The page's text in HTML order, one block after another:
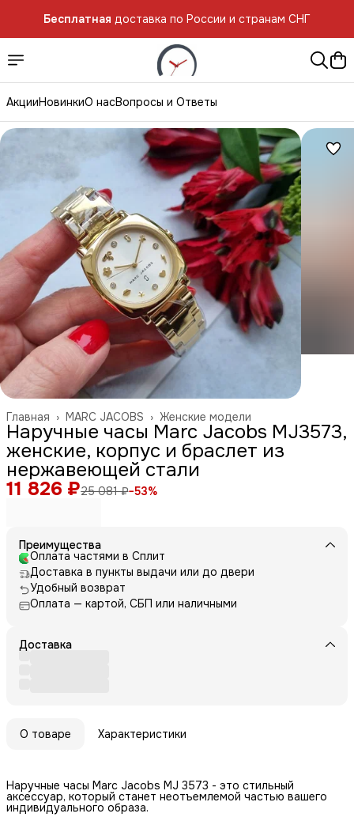
Бесплатная доставка по России и странам СНГ
доставка по России и странам СНГ
АкцииНовинкиО насВопросы и Ответы
Женские модели
MARC JACOBS ›
Главная ›
Наручные часы Marc Jacobs MJ3573,
женские, корпус и браслет из
нержавеющей стали
11 826 ₽25 081 ₽−53%
Преимущества
Оплата частями в Сплит
Доставка в пункты выдачи или до двери
Удобный возврат
Оплата — картой, СБП или наличными
Доставка
О товаре Характеристики
Наручные часы Marc Jacobs MJ 3573 - это стильный
аксессуар, который станет неотъемлемой частью вашего
индивидуального образа.